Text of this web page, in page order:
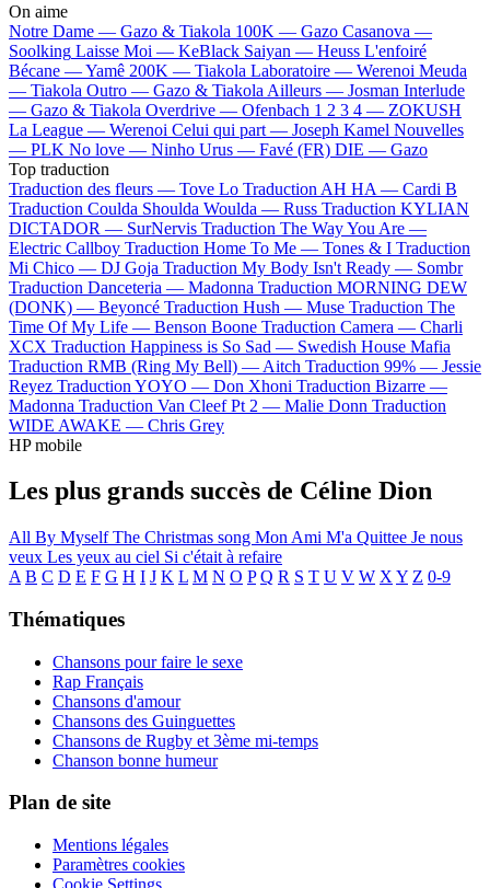
On aime
Notre Dame — Gazo & Tiakola 100K — Gazo Casanova —
Soolking Laisse Moi — KeBlack Saiyan — Heuss L'enfoiré
Bécane —Yamê 200K — Tiakola Laboratoire — Werenoi Meuda
— Tiakola Outro — Gazo & Tiakola Ailleurs — Josman Interlude
— Gazo & Tiakola Overdrive — Ofenbach 1 2 3 4 — ZOKUSH
La League — Werenoi Celui qui part — Joseph Kamel Nouvelles
— PLK No love — Ninho Urus — Favé (FR) DIE — Gazo
Top traduction
Traduction des fleurs — Tove Lo Traduction AH HA — Cardi B
Traduction Coulda Shoulda Woulda — Russ Traduction KYLIAN
DICTADOR — SurNervis Traduction The Way You Are —
Electric Callboy Traduction Home To Me — Tones & I Traduction
Mi Chico — DJ Goja Traduction My Body Isn't Ready — Sombr
Traduction Danceteria — Madonna Traduction MORNING DEW
(DONK) — Beyoncé Traduction Hush — Muse Traduction The
Time Of My Life — Benson Boone Traduction Camera — Charli
XCX Traduction Happiness is So Sad — Swedish House Mafia
Traduction RMB (Ring My Bell) — Aitch Traduction 99% — Jessie
Reyez Traduction YOYO — Don Xhoni Traduction Bizarre —
Madonna Traduction Van Cleef Pt 2 — Malie Donn Traduction
WIDE AWAKE — Chris Grey
HP mobile
Les plus grands succès de Céline Dion
All By MyselfThe Christmas song Mon Ami M'a Quittee Je nous
veux Les yeux au ciel Si c'était à refaire
A B C D E F G H I J K L M N O P Q R S T U V W X Y Z 0-9
Thématiques
Chansons pour faire le sexe
Rap Français
Chansons d'amour
Chansons des Guinguettes
Chansons de Rugby et 3ème mi-temps
Chanson bonne humeur
Plan de site
Mentions légales
Paramètres cookies